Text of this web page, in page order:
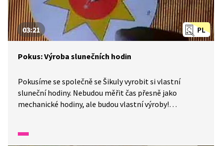
PL
03:21
Pokus: Výroba slunečních hodin
Pokusíme se společně se Šikuly vyrobit si vlastní
sluneční hodiny. Nebudou měřit čas přesně jako
mechanické hodiny, ale budou vlastní výroby!
hmoty, brčko, pravítko. A můžete začít.